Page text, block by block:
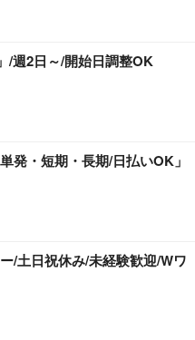
/週2日～/開始日調整OK
発・短期・長期/日払いOK」
/土日祝休み/未経験歓迎/Wワ